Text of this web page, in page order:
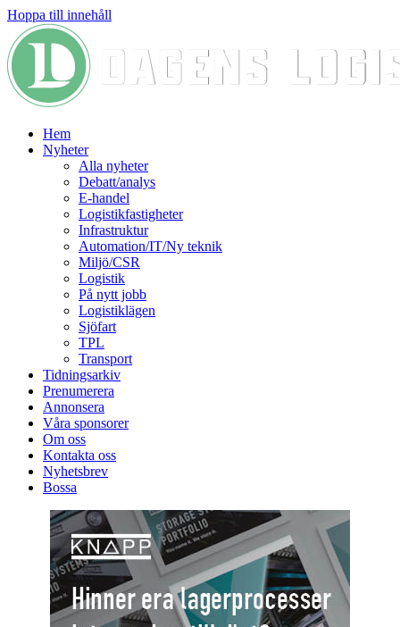
Hoppa till innehåll
Hem
Nyheter
Alla nyheter
Debatt/analys
E-handel
Logistikfastigheter
Infrastruktur
Automation/IT/Ny teknik
Miljö/CSR
Logistik
På nytt jobb
Logistiklägen
Sjöfart
TPL
Transport
Tidningsarkiv
Prenumerera
Annonsera
Våra sponsorer
Om oss
Kontakta oss
Nyhetsbrev
Bossa